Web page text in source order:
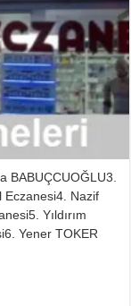
BABUÇCUOĞLU3.
Eczanesi4. Nazif
Yıldırım
Yener TOKER